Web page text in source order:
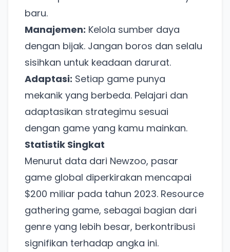
baru.
Manajemen: Kelola sumber daya
dengan bijak. Jangan boros dan selalu
sisihkan untuk keadaan darurat.
Adaptasi: Setiap game punya
mekanik yang berbeda. Pelajari dan
adaptasikan strategimu sesuai
dengan game yang kamu mainkan.
Statistik Singkat
Menurut data dari Newzoo, pasar
game global diperkirakan mencapai
$200 miliar pada tahun 2023. Resource
gathering game, sebagai bagian dari
genre yang lebih besar, berkontribusi
signifikan terhadap angka ini.
Ada Website Baru!
Khusus untuk kamu yang mau coba
Punya website SMM baru nih! Coba BulkFame
untuk pengalaman lebih baik.
Tanpa daftar ulang, gratis dicoba. Kamu tetap bisa
pakai Zona Sosmed kapan saja.
Coba BulkFame